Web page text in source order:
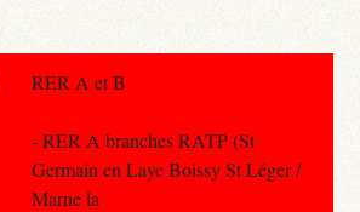
RER A et B
- RER A branches RATP (St
Germain en Laye Boissy St Léger /
Marne la